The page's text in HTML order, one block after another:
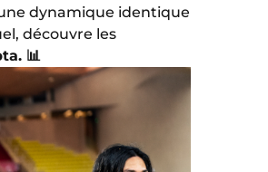
dynamique identique
découvre les
📊